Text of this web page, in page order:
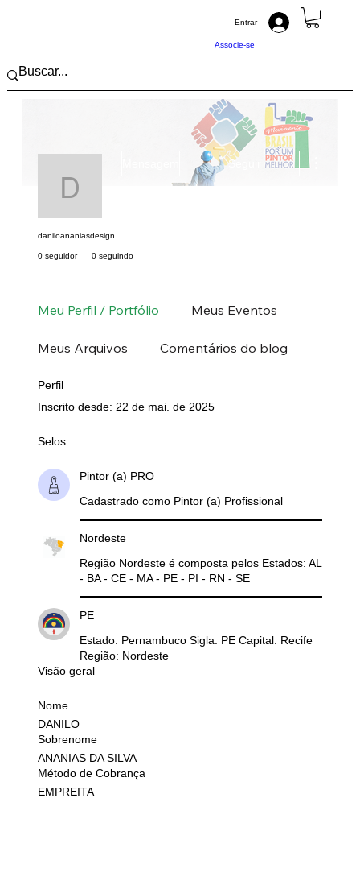
Associe-se
Entrar
daniloananiasdesign
Seguir
daniloananiasdesign
0 seguidor 0 seguindo
Meu Perfil / Portfólio Meus Eventos
Meus Arquivos Comentários do blog
Perfil
Inscrito desde: 22 de mai. de 2025
Selos
Pintor (a) PRO
Cadastrado como Pintor (a) Profissional
Nordeste
Região Nordeste é composta pelos Estados: AL
- BA - CE - MA - PE - PI - RN - SE
PE
Estado: Pernambuco Sigla: PE Capital: Recife
Região: Nordeste
Visão geral
Nome
DANILO
Sobrenome
ANANIAS DA SILVA
Método de Cobrança
EMPREITA